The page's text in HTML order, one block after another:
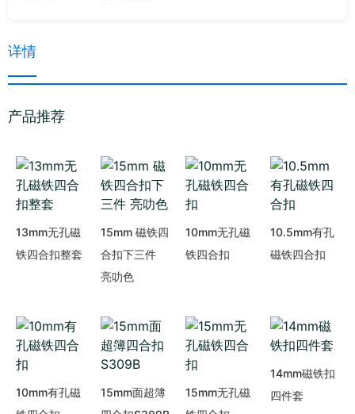
详情
产品推荐
13mm无孔磁
铁四合扣整套
15mm 磁铁四
合扣下三件
亮叻色
10mm无孔磁
铁四合扣
10.5mm有孔
磁铁四合扣
10mm有孔磁
15mm面超簿
15mm无孔磁
14mm磁铁扣
四件套